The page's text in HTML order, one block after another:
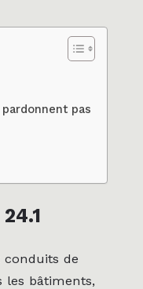
pas
conduits de
les bâtiments,